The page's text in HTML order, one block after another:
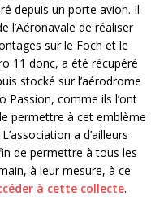
depuis un porte avion. Il
l’Aéronavale de réaliser
sur le Foch et le
11 donc, a été récupéré
stocké sur l’aérodrome
Passion, comme ils l’ont
permettre à cet emblème
a d’ailleurs
de permettre à tous les
à leur mesure, à ce
à cette collecte.